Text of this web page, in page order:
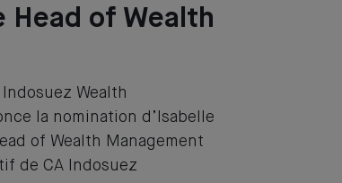
Head of Wealth
Indosuez Wealth
la nomination d’Isabelle
of Wealth Management
de CA Indosuez